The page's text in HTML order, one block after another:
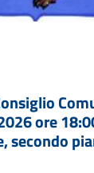
ore
secondo